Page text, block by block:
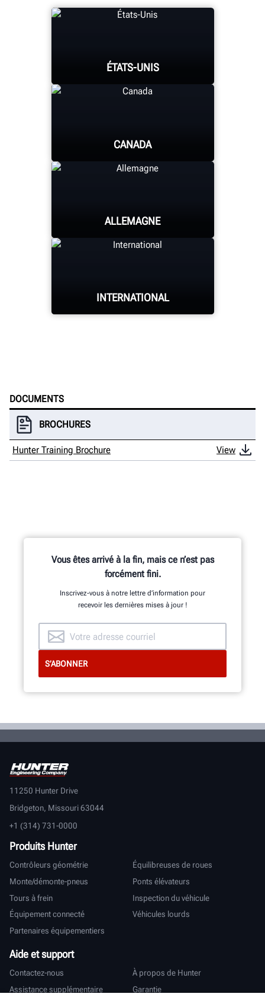
ÉTATS-UNIS
HUNTER UNIVERSITY
CANADA
HUNTER UNIVERSITY
ALLEMAGNE
HUNTER UNIVERSITY
INTERNATIONAL
DOCUMENTS
BROCHURES
Hunter Training Brochure View
Vous êtes arrivé à la fin, mais ce n’est pas
forcément fini.
Inscrivez-vous à notre lettre d’information pour
recevoir les dernières mises à jour !
11250 Hunter Drive
Bridgeton, Missouri 63044
+1 (314) 731-0000
Produits Hunter
Contrôleurs géométrie
Équilibreuses de roues
Monte/démonte-pneus
Ponts élévateurs
Tours à frein
Inspection du véhicule
Équipement connecté
Véhicules lourds
Partenaires équipementiers
Aide et support
Contactez-nous
À propos de Hunter
Assistance supplémentaire
Garantie